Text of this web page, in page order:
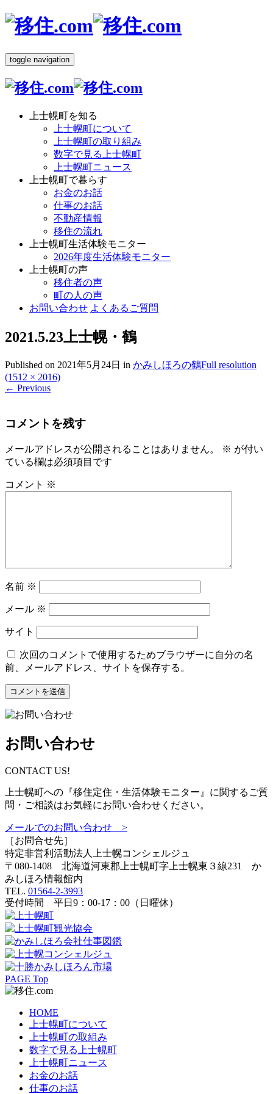
toggle navigation
上士幌町を知る
上士幌町について
上士幌町の取り組み
数字で見る上士幌町
上士幌町ニュース
上士幌町で暮らす
お金のお話
仕事のお話
不動産情報
移住の流れ
上士幌町生活体験モニター
2026年度生活体験モニター
上士幌町の声
移住者の声
町の人の声
お問い合わせ よくあるご質問
2021.5.23上士幌・鶴
Published on 2021年5月24日 in かみしほろの鶴Full resolution
(1512 × 2016)
← Previous
コメントを残す
メールアドレスが公開されることはありません。 ※ が付い
ている欄は必須項目です
コメント ※
名前 ※
メール ※
サイト
次回のコメントで使用するためブラウザーに自分の名
前、メールアドレス、サイトを保存する。
お問い合わせ
CONTACT US!
上士幌町への『移住定住・生活体験モニター』に関するご質
問・ご相談はお気軽にお問い合わせください。
メールでのお問い合わせ >
［お問合せ先］
特定非営利活動法人
上士幌コンシェルジュ
〒080-1408 北海道河東郡上士幌町字上士幌東３線231 か
みしほろ情報館内
TEL. 01564-2-3993
受付時間 平日9：00-17：00（日曜休）
PAGE Top
HOME
上士幌町について
上士幌町の取組み
数字で見る上士幌町
上士幌町ニュース
お金のお話
仕事のお話